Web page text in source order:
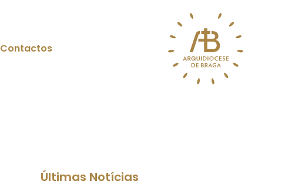
Contactos
Últimas Notícias